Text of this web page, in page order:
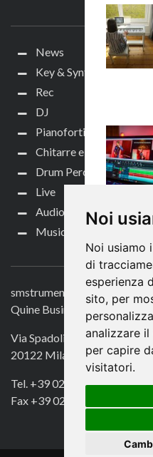
Noi
Noi usiamo
di
esperienza
sito, per
analizzare
per capire
visitatori.
IL
News
Key & Synth
Rec
DJ
Pianoforti e Arranger
Chitarre e bassi
Drum Perc
Live
Audio per video
Music Life
smstrumentimusicali.it
Quine Business Publisher
Via Spadolini 7
20122 Milano
Tel. +39 02 49756990
Fax +39 02 72016740